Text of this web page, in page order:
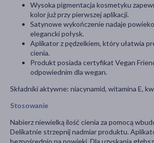
Wysoka pigmentacja kosmetyku
kolor już przy pierwszej aplikacji.
Satynowe wykończenie nadaje
elegancki połysk.
Aplikator z pędzelkiem, który ułatwia
cienia.
Produkt posiada certyfikat Vegan
odpowiednim dla wegan.
Składniki aktywne: niacynamid, witamina E,
Stosowanie
Nabierz niewielką ilość cienia za pomocą
Delikatnie strzepnij nadmiar produktu.